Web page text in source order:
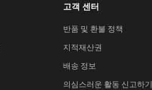
고객 센터
반품 및 환불 정책
지적재산권
배송 정보
의심스러운 활동 신고하기